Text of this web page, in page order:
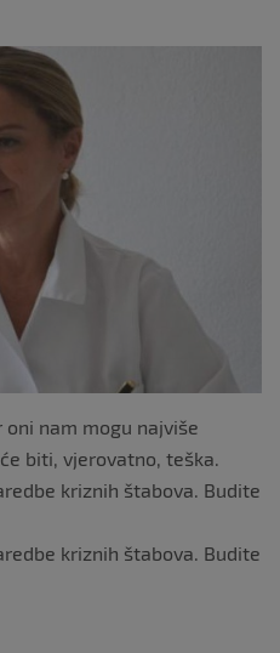
e
nam mogu najviše
biti, vjerovatno, teška.
kriznih štabova. Budite
kriznih štabova. Budite